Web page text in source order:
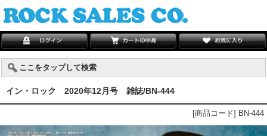
ここをタップして検索
イン・ロック 2020年12月号 雑誌/BN-444
[商品コード] BN-444